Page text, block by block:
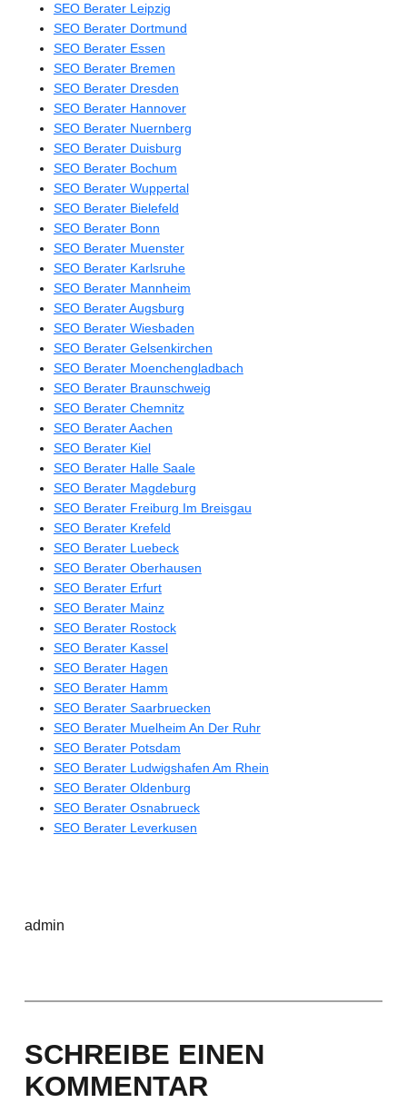
SEO Berater Leipzig
SEO Berater Dortmund
SEO Berater Essen
SEO Berater Bremen
SEO Berater Dresden
SEO Berater Hannover
SEO Berater Nuernberg
SEO Berater Duisburg
SEO Berater Bochum
SEO Berater Wuppertal
SEO Berater Bielefeld
SEO Berater Bonn
SEO Berater Muenster
SEO Berater Karlsruhe
SEO Berater Mannheim
SEO Berater Augsburg
SEO Berater Wiesbaden
SEO Berater Gelsenkirchen
SEO Berater Moenchengladbach
SEO Berater Braunschweig
SEO Berater Chemnitz
SEO Berater Aachen
SEO Berater Kiel
SEO Berater Halle Saale
SEO Berater Magdeburg
SEO Berater Freiburg Im Breisgau
SEO Berater Krefeld
SEO Berater Luebeck
SEO Berater Oberhausen
SEO Berater Erfurt
SEO Berater Mainz
SEO Berater Rostock
SEO Berater Kassel
SEO Berater Hagen
SEO Berater Hamm
SEO Berater Saarbruecken
SEO Berater Muelheim An Der Ruhr
SEO Berater Potsdam
SEO Berater Ludwigshafen Am Rhein
SEO Berater Oldenburg
SEO Berater Osnabrueck
SEO Berater Leverkusen
admin
SCHREIBE EINEN
KOMMENTAR